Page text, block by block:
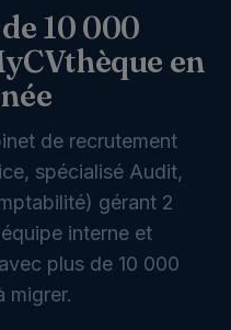
10 000
en
de recrutement
spécialisé Audit,
gérant 2
interne et
plus de 10 000
migrer.